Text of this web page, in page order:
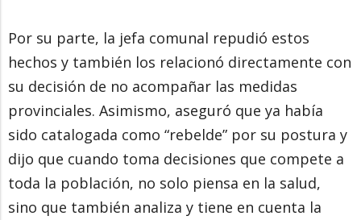
Por su parte, la jefa comunal repudió estos
hechos y también los relacionó directamente con
su decisión de no acompañar las medidas
provinciales. Asimismo, aseguró que ya había
sido catalogada como “rebelde” por su postura y
dijo que cuando toma decisiones que compete a
toda la población, no solo piensa en la salud,
sino que también analiza y tiene en cuenta la